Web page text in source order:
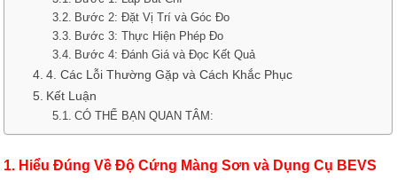
Bước 2: Đặt Vị Trí và Góc Đo
Bước 3: Thực Hiện Phép Đo
Bước 4: Đánh Giá và Đọc Kết Quả
4. Các Lỗi Thường Gặp và Cách Khắc Phục
Kết Luận
CÓ THỂ BẠN QUAN TÂM:
1. Hiểu Đúng Về Độ Cứng Màng Sơn và Dụng Cụ BEVS